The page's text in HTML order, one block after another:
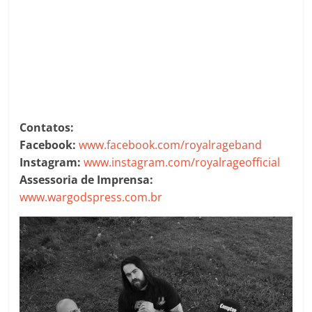
Contatos:
Facebook:www.facebook.com/royalrageband
Instagram:www.instagram.com/royalrageofficial
Assessoria de Imprensa:
www.wargodspress.com.br